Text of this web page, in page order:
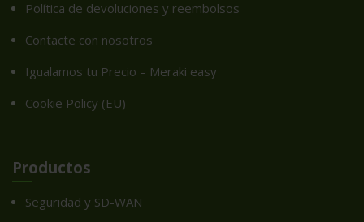
Política de devoluciones y reembolsos
Contacte con nosotros
Igualamos tu Precio – Meraki easy
Cookie Policy (EU)
Productos
Seguridad y SD-WAN